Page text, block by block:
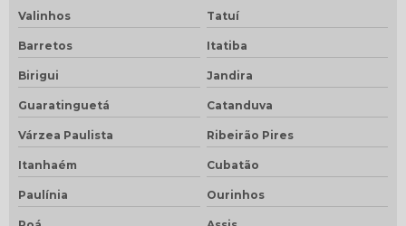
Valinhos Tatuí
Barretos Itatiba
Birigui Jandira
Guaratinguetá Catanduva
Várzea Paulista Ribeirão Pires
Itanhaém Cubatão
Paulínia Ourinhos